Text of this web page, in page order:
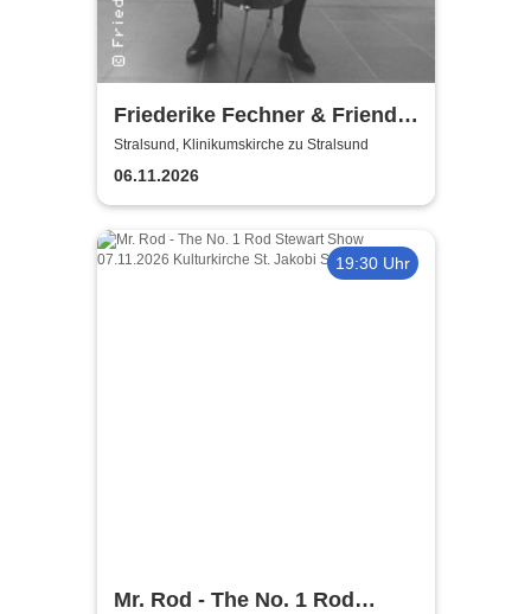
Friederike Fechner & Friends
- Konzert im dunklen Monat
Stralsund, Klinikumskirche zu Stralsund
06.11.2026
19:30 Uhr
Mr. Rod - The No. 1 Rod